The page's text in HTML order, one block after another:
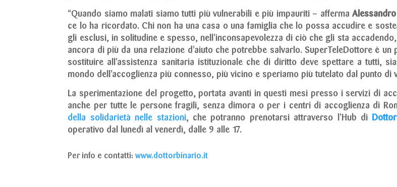
“Quando siamo malati siamo tutti più vulnerabili e più impauriti – afferma
ce lo ha ricordato. Chi non ha una casa o una famiglia che lo possa accudire e
gli esclusi, in solitudine e spesso, nell’inconsapevolezza di ciò che gli sta
ancora di più da una relazione d’aiuto che potrebbe salvarlo. SuperTeleDottore è
sostituire all’assistenza sanitaria istituzionale che di diritto deve spettare a tutti,
mondo dell’accoglienza più connesso, più vicino e speriamo più tutelato dal punto di
La sperimentazione del progetto, portata avanti in questi mesi presso i servizi di
anche per tutte le persone fragili, senza dimora o per i centri di accoglienza di
della solidarietà nelle stazioni, che potranno prenotarsi attraverso l’Hub di
operativo dal lunedì al venerdì, dalle 9 alle 17.
Per info e contatti:www.dottorbinario.it